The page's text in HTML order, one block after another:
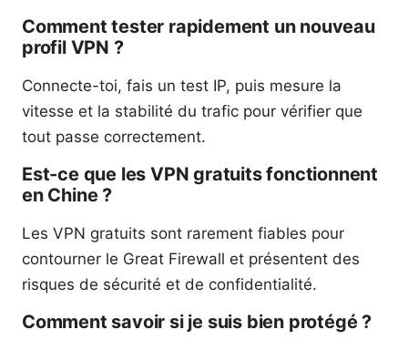
Comment tester rapidement un nouveau
profil VPN ?
Connecte-toi, fais un test IP, puis mesure la
vitesse et la stabilité du trafic pour vérifier que
tout passe correctement.
Est-ce que les VPN gratuits fonctionnent
en Chine ?
Les VPN gratuits sont rarement fiables pour
contourner le Great Firewall et présentent des
risques de sécurité et de confidentialité.
Comment savoir si je suis bien protégé ?